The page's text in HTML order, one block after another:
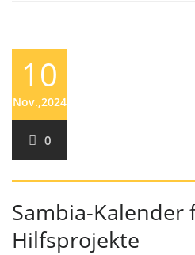
10
Nov.,2024
0
Sambia-Kalender
Hilfsprojekte